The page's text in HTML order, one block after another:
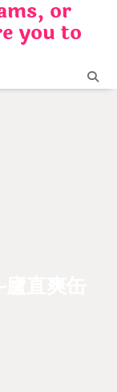
or
you to